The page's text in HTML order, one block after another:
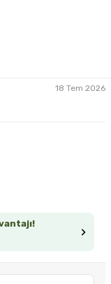
18 Tem 2026